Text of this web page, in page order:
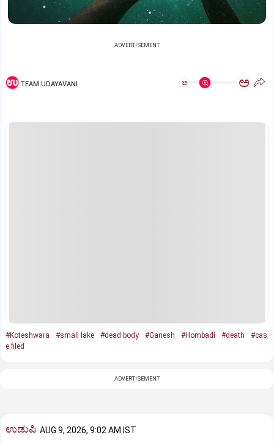
ADVERTISEMENT
TEAM UDAYAVANI ಅ ಅ
#Koteshwara #small lake #dead body #Ganesh #Hombadi #death
#cas
e filed
ADVERTISEMENT
ಉಡುಪಿ AUG 9, 2026, 9:02 AM IST